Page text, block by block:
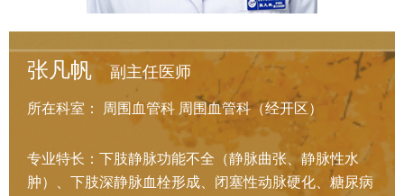
张凡帆 副主任医师
所在科室： 周围血管科 周围血管科（经开区）
专业特长：下肢静脉功能不全（静脉曲张、静脉性水
肿）、下肢深静脉血栓形成、闭塞性动脉硬化、糖尿病